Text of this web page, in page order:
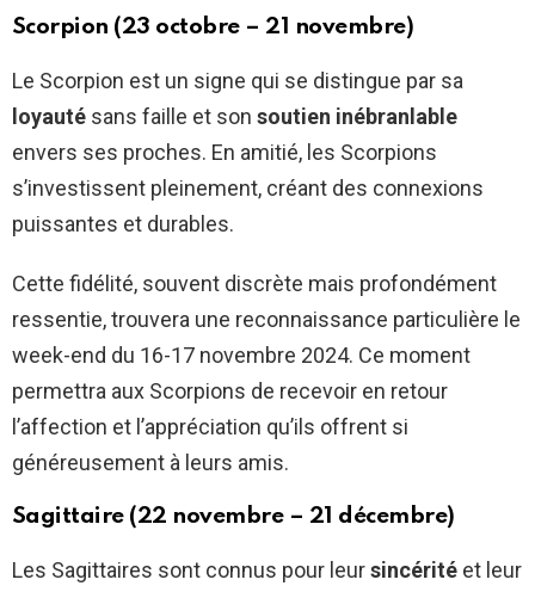
Scorpion (23 octobre – 21 novembre)
Le Scorpion est un signe qui se distingue par sa
loyauté sans faille et son soutien inébranlable
envers ses proches. En amitié, les Scorpions
s’investissent pleinement, créant des connexions
puissantes et durables.
Cette fidélité, souvent discrète mais profondément
ressentie, trouvera une reconnaissance particulière le
week-end du 16-17 novembre 2024. Ce moment
permettra aux Scorpions de recevoir en retour
l’affection et l’appréciation qu’ils offrent si
généreusement à leurs amis.
Sagittaire (22 novembre – 21 décembre)
Les Sagittaires sont connus pour leursincérité et leur